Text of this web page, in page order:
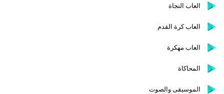
العاب النجاة
العاب كرة القدم
العاب مهكرة
المحاكاة
الموسيقى والصوت